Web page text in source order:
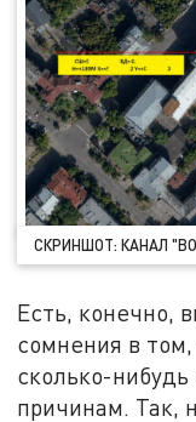
СКРИНШОТ: КАНАЛ
Есть, конечно,
сомнения в
сколько-
причинам. Так,